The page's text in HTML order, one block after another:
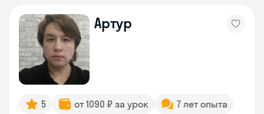
Артур
5 от 1090 ₽ за урок 7 лет опыта